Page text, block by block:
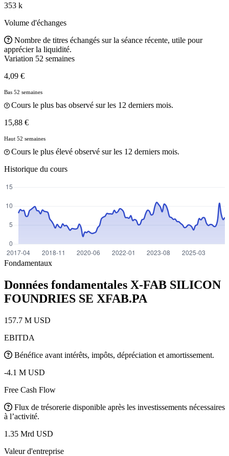
353 k
Volume d'échanges
Nombre de titres échangés sur la séance récente, utile pour
apprécier la liquidité.
Variation 52 semaines
4,09 €
Bas 52 semaines
Cours le plus bas observé sur les 12 derniers mois.
15,88 €
Haut 52 semaines
Cours le plus élevé observé sur les 12 derniers mois.
Historique du cours
Fondamentaux
Données fondamentales X-FAB SILICON
FOUNDRIES SE XFAB.PA
157.7 M USD
EBITDA
Bénéfice avant intérêts, impôts, dépréciation et amortissement.
-4.1 M USD
Free Cash Flow
Flux de trésorerie disponible après les investissements nécessaires
à l’activité.
1.35 Mrd USD
Valeur d'entreprise